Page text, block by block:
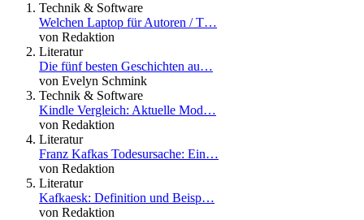
Technik & Software
Welchen Laptop für Autoren / T…
von Redaktion
Literatur
Die fünf besten Geschichten au…
von Evelyn Schmink
Technik & Software
Kindle Vergleich: Aktuelle Mod…
von Redaktion
Literatur
Franz Kafkas Todesursache: Ein…
von Redaktion
Literatur
Kafkaesk: Definition und Beisp…
von Redaktion